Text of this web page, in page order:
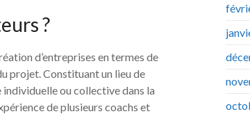
?
d’entreprises en termes de
projet. Constituant un lieu de
ou collective dans la
de plusieurs coachs et